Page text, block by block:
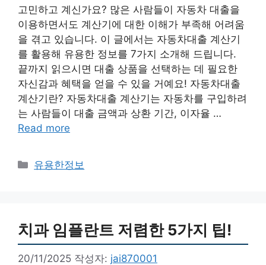
고민하고 계신가요? 많은 사람들이 자동차 대출을
이용하면서도 계산기에 대한 이해가 부족해 어려움
을 겪고 있습니다. 이 글에서는 자동차대출 계산기
를 활용해 유용한 정보를 7가지 소개해 드립니다.
끝까지 읽으시면 대출 상품을 선택하는 데 필요한
자신감과 혜택을 얻을 수 있을 거예요! 자동차대출
계산기란? 자동차대출 계산기는 자동차를 구입하려
는 사람들이 대출 금액과 상환 기간, 이자율 …
Read more
카
유용한정보
치과 임플란트 저렴한 5가지 팁!
20/11/2025 작성자: jai870001